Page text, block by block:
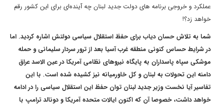
عملکرد و خروجی برنامه های دولت جدید لبنان چه آینده‌ای برای این کشور رقم
خواهد زد؟!
شما به تلاش حسان دیاب برای حفظ استقلال سیاسی دولتش اشاره کردید. اما
در شرایط حساس کنونی منطقه غرب آسیا بعد از ترور سردار سلیمانی و حمله
موشکی سپاه پاسداران به پایگاه نیروهای نظامی آمریکا در عین الاسد عراق
دامنه این تحولات به لبنان و کل خاورمیانه نیز کشیده شده است. با این
تفاسیر آیا نخست وزیر جدید لبنان توان حفظ این استقلال سیاسی را در ادامه
خواهد داشت، خصوصا آن که اکنون ایالات متحده آمریکا و دونالد ترامپ با